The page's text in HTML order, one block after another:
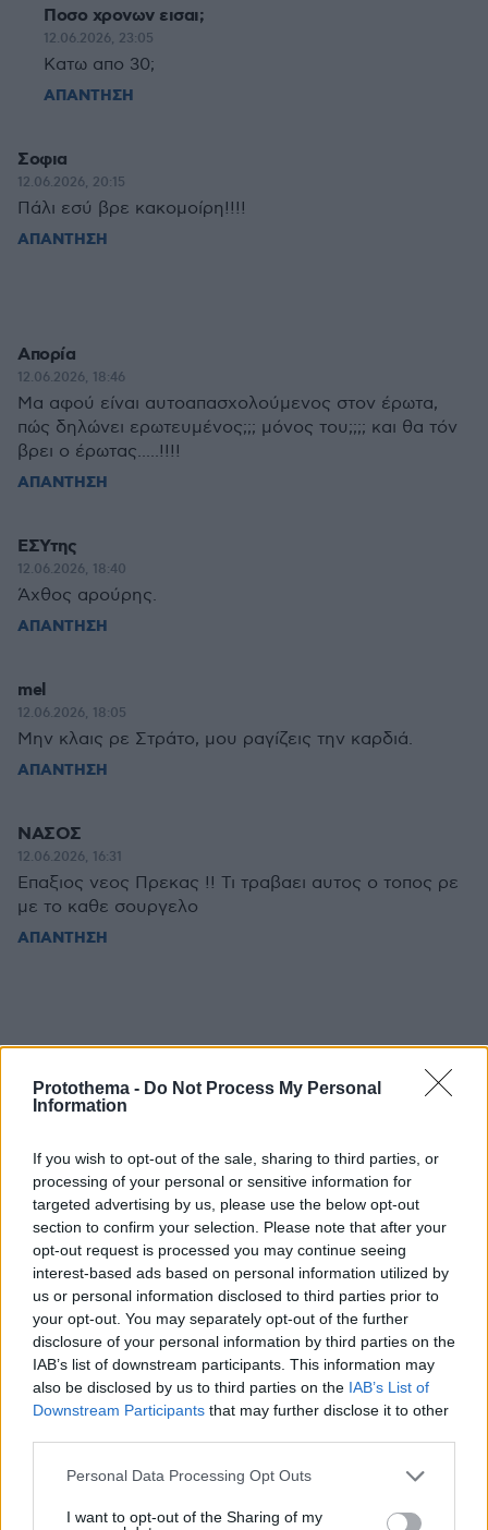
Protothema - Do Not Process My Personal
Information
If you wish to opt-out of the sale, sharing to third parties, or
processing of your personal or sensitive information for
targeted advertising by us, please use the below opt-out
section to confirm your selection. Please note that after your
opt-out request is processed you may continue seeing
interest-based ads based on personal information utilized by
us or personal information disclosed to third parties prior to
your opt-out. You may separately opt-out of the further
disclosure of your personal information by third parties on the
IAB’s list of downstream participants. This information may
also be disclosed by us to third parties on the IAB’s List of
Downstream Participants that may further disclose it to other
Please note that this website/app uses one or more Google
not limited to your visit or usage behaviour. You may click to
Personal Data Processing Opt Outs
I want to opt-out of the Sharing of my
Ποσο χρονων εισαι;
12.06.2026, 23:05
Κατω απο 30;
ΑΠΑΝΤΗΣΗ
Σοφια
12.06.2026, 20:15
Πάλι εσύ βρε κακομοίρη!!!!
ΑΠΑΝΤΗΣΗ
Απορία
12.06.2026, 18:46
Μα αφού είναι αυτοαπασχολούμενος στον έρωτα,
πώς δηλώνει ερωτευμένος;;; μόνος του;;;; και θα τόν
βρει ο έρωτας.....!!!!
ΑΠΑΝΤΗΣΗ
ΕΣΥτης
12.06.2026, 18:40
Άχθος αρούρης.
ΑΠΑΝΤΗΣΗ
mel
12.06.2026, 18:05
Μην κλαις ρε Στράτο, μου ραγίζεις την καρδιά.
ΑΠΑΝΤΗΣΗ
ΝΑΣΟΣ
12.06.2026, 16:31
Eπαξιος νεος Πρεκας !! Τι τραβαει αυτος ο τοπος ρε
με το καθε σουργελο
ΑΠΑΝΤΗΣΗ
Προτρούστης
Η καρδιά του ανήκει αλλού. Ένας έρωτας έγινε
του θεού. Για πάντα. Μέχρι το επόμενο σκίρτημα.
ΑΠΑΝΤΗΣΗ
Λυπήσου μας
12.06.2026, 16:09
Έχει και παιδί ο καημένος!
ΑΠΑΝΤΗΣΗ
ΦΟΡΤΩΣΗ ΠΕΡΙΣΣΟΤΕΡΩΝ ΣΧΟΛΙΩΝ
ΠΡΟΣΘΗΚΗ ΣΧΟΛΙΟΥ